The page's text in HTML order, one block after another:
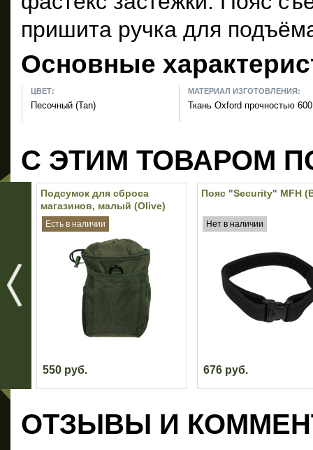
пришита ручка для
Основные
ЦВЕТ:
Песочный (Tan)
МАТЕРИАЛ ИЗГОТОВЛЕНИЯ:
Ткань Oxford прочностью
С ЭТИМ ТОВАРОМ
Подсумок для сброса
магазинов, малый (Olive)
Есть в наличии
550 руб.
Пояс "Security" MFH
Нет в наличии
676 руб.
ОТЗЫВЫ И